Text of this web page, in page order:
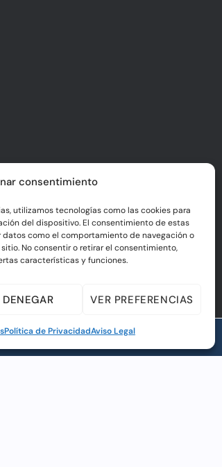
consentimiento
utilizamos tecnologías como las cookies para
del dispositivo. El consentimiento de estas
como el comportamiento de navegación o
No consentir o retirar el consentimiento,
características y funciones.
DENEGAR VER PREFERENCIAS
Política de PrivacidadAviso Legal